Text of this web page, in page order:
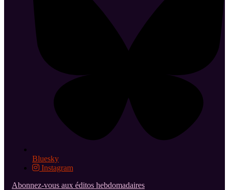
Bluesky
Instagram
Abonnez-vous aux éditos hebdomadaires